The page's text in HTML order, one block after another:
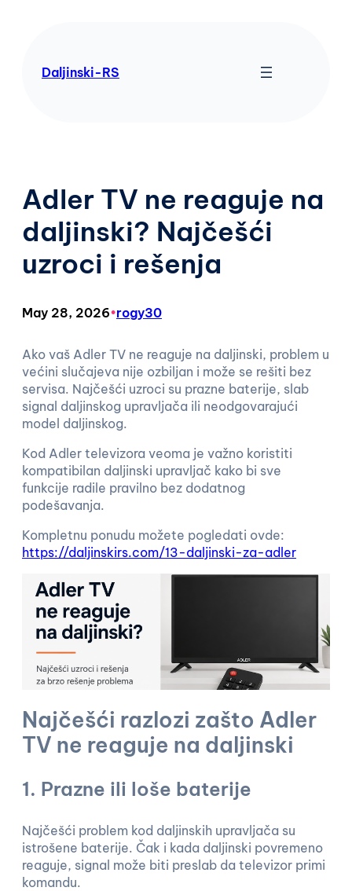
Daljinski-RS
Adler TV ne reaguje na
daljinski? Najčešći
uzroci i rešenja
May 28, 2026•rogy30
Ako vaš Adler TV ne reaguje na daljinski, problem u
većini slučajeva nije ozbiljan i može se rešiti bez
servisa. Najčešći uzroci su prazne baterije, slab
signal daljinskog upravljača ili neodgovarajući
model daljinskog.
Kod Adler televizora veoma je važno koristiti
kompatibilan daljinski upravljač kako bi sve
funkcije radile pravilno bez dodatnog
podešavanja.
Kompletnu ponudu možete pogledati ovde:
https://daljinskirs.com/13-daljinski-za-adler
Najčešći razlozi zašto Adler
TV ne reaguje na daljinski
1. Prazne ili loše baterije
Najčešći problem kod daljinskih upravljača su
istrošene baterije. Čak i kada daljinski povremeno
reaguje, signal može biti preslab da televizor primi
komandu.